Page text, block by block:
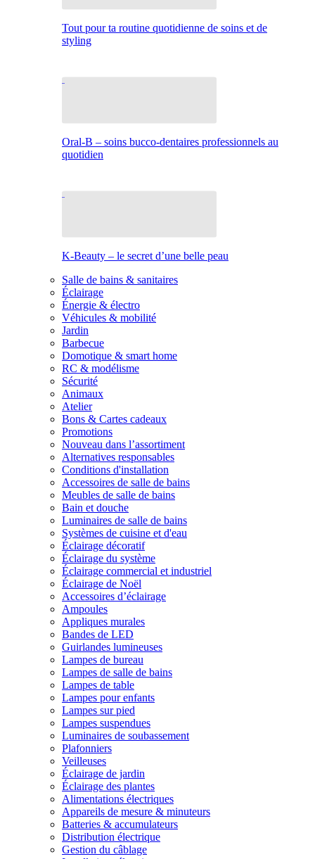
Tout pour ta routine quotidienne de soins et de
styling
Oral-B – soins bucco-dentaires professionnels au
quotidien
K-Beauty – le secret d’une belle peau
Salle de bains & sanitaires
Éclairage
Énergie & électro
Véhicules & mobilité
Jardin
Barbecue
Domotique & smart home
RC & modélisme
Sécurité
Animaux
Atelier
Bons & Cartes cadeaux
Promotions
Nouveau dans l’assortiment
Alternatives responsables
Conditions d'installation
Accessoires de salle de bains
Meubles de salle de bains
Bain et douche
Luminaires de salle de bains
Systèmes de cuisine et d'eau
Éclairage décoratif
Éclairage du système
Éclairage commercial et industriel
Éclairage de Noël
Accessoires d’éclairage
Ampoules
Appliques murales
Bandes de LED
Guirlandes lumineuses
Lampes de bureau
Lampes de salle de bains
Lampes de table
Lampes pour enfants
Lampes sur pied
Lampes suspendues
Luminaires de soubassement
Plafonniers
Veilleuses
Éclairage de jardin
Éclairage des plantes
Alimentations électriques
Appareils de mesure & minuteurs
Batteries & accumulateurs
Distribution électrique
Gestion du câblage